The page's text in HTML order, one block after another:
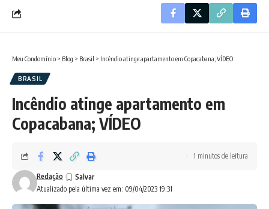
Meu Condomínio > Blog > Brasil > Incêndio atinge apartamento em Copacabana; VÍDEO
BRASIL
Incêndio atinge apartamento em
Copacabana; VÍDEO
Atualizado pela última vez em: 09/04/2023 19:31
Redação
1 minutos de leitura